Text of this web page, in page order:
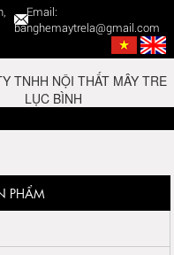
Email:
banghemaytrela@gmail.com
PHẨM